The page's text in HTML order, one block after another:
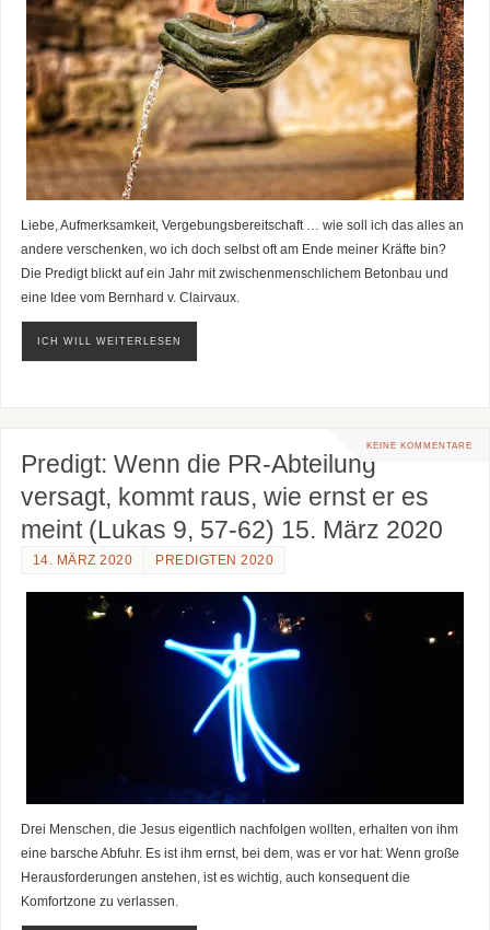
Liebe, Aufmerksamkeit, Vergebungsbereitschaft … wie soll ich das alles an
andere verschenken, wo ich doch selbst oft am Ende meiner Kräfte bin?
Die Predigt blickt auf ein Jahr mit zwischenmenschlichem Betonbau und
eine Idee vom Bernhard v. Clairvaux.
ICH WILL WEITERLESEN
KEINE KOMMENTARE
Predigt: Wenn die PR-Abteilung
versagt, kommt raus, wie ernst er es
meint (Lukas 9, 57-62) 15. März 2020
14. MÄRZ 2020 PREDIGTEN 2020
Drei Menschen, die Jesus eigentlich nachfolgen wollten, erhalten von ihm
eine barsche Abfuhr. Es ist ihm ernst, bei dem, was er vor hat: Wenn große
Herausforderungen anstehen, ist es wichtig, auch konsequent die
Komfortzone zu verlassen.